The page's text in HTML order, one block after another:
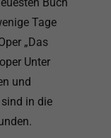
Tage
„Das
Unter
und
in die